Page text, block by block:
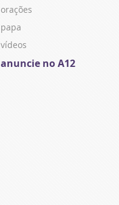
orações
papa
vídeos
anuncie no A12